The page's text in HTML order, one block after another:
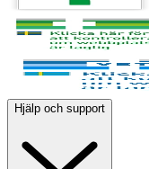
Hjälp och support